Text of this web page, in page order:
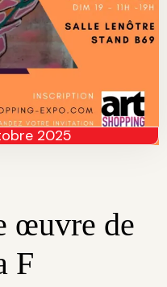
2025
œuvre de
F